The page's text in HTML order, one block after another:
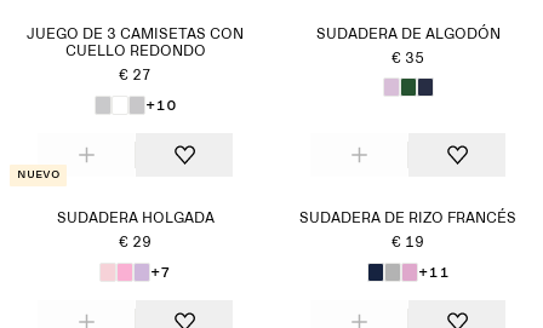
JUEGO DE 3 CAMISETAS CON
CUELLO REDONDO
€ 27
+10
SUDADERA DE ALGODÓN
€ 35
Nuevo
SUDADERA HOLGADA
€ 29
+7
SUDADERA DE RIZO FRANCÉS
€ 19
+11